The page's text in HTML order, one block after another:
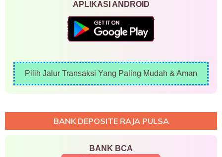
APLIKASI ANDROID
Pilih Jalur Transaksi Yang Paling Mudah & Aman
BANK DEPOSITE RAJA PULSA
BANK BCA